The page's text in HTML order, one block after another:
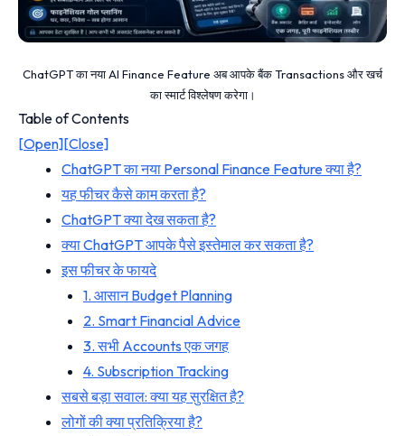
ChatGPT का नया AI Finance Feature अब आपके बैंक Transactions और खर्च
का स्मार्ट विश्लेषण करेगा।
Table of Contents
[Open][Close]
ChatGPT का नया Personal Finance Feature क्या है?
यह फीचर कैसे काम करता है?
ChatGPT क्या देख सकता है?
क्या ChatGPT आपके पैसे इस्तेमाल कर सकता है?
इस फीचर के फायदे
1. आसान Budget Planning
2. Smart Financial Advice
3. सभी Accounts एक जगह
4. Subscription Tracking
सबसे बड़ा सवाल: क्या यह सुरक्षित है?
लोगों की क्या प्रतिक्रिया है?